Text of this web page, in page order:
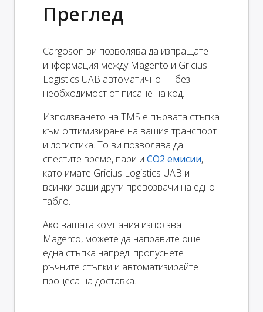
Преглед
Cargoson ви позволява да изпращате
информация между Magento и Gricius
Logistics UAB автоматично — без
необходимост от писане на код.
Използването на TMS е първата стъпка
към оптимизиране на вашия транспорт
и логистика. То ви позволява да
спестите време, пари и CO2 емисии,
като имате Gricius Logistics UAB и
всички ваши други превозвачи на едно
табло.
Ако вашата компания използва
Magento, можете да направите още
една стъпка напред: пропуснете
ръчните стъпки и автоматизирайте
процеса на доставка.